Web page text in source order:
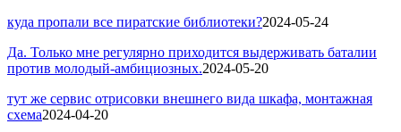
куда пропали все пиратские библиотеки?2024-05-24
Да. Только мне регулярно приходится выдерживать баталии
против молодый-амбициозных.2024-05-20
тут же сервис отрисовки внешнего вида шкафа, монтажная
схема2024-04-20